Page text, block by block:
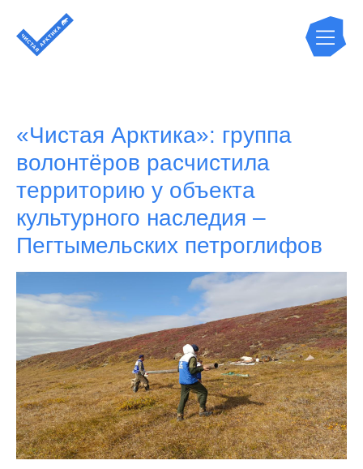
«Чистая Арктика»: группа
волонтёров расчистила
территорию у объекта
культурного наследия –
Пегтымельских петроглифов